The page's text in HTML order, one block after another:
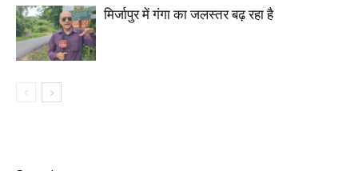
मिर्जापुर में गंगा का जलस्तर बढ़ रहा है